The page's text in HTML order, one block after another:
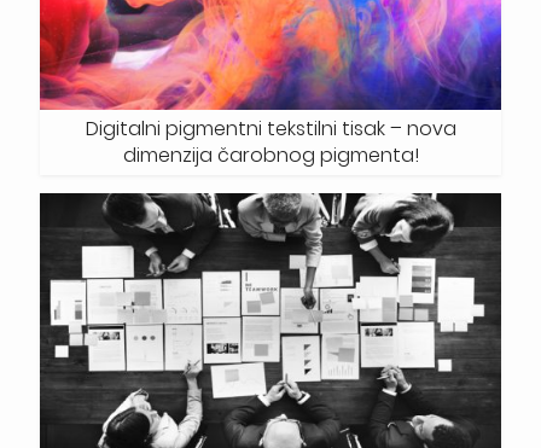
Digitalni pigmentni tekstilni tisak – nova
dimenzija čarobnog pigmenta!